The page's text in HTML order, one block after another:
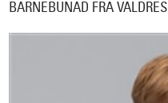
BARNEBUNAD FRA VALDRES